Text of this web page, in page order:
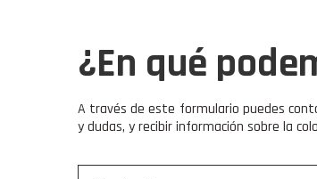
¿En qué
A través de este formulario puedes
y dudas, y recibir información sobre la